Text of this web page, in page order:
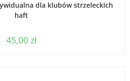
dla klubów strzeleckich
haft
45,00 zł